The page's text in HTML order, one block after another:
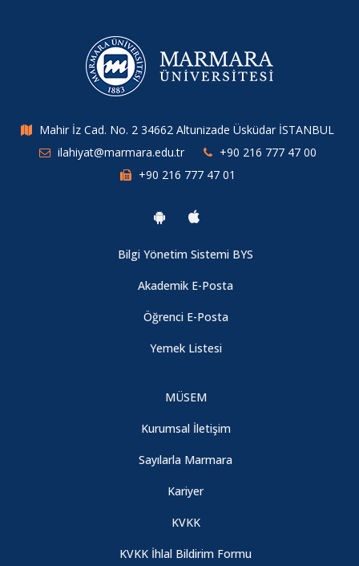
Mahir İz Cad. No. 2 34662 Altunizade Üsküdar İSTANBUL
ilahiyat@marmara.edu.tr
+90 216 777 47 00
+90 216 777 47 01
Bilgi Yönetim Sistemi BYS
Akademik E-Posta
Öğrenci E-Posta
Yemek Listesi
MÜSEM
Kurumsal İletişim
Sayılarla Marmara
Kariyer
KVKK
KVKK İhlal Bildirim Formu